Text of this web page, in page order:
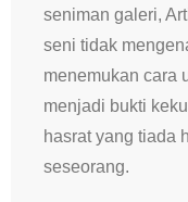
seniman galeri,
seni tidak
menemukan cara
menjadi bukti
hasrat yang tiada
seseorang.